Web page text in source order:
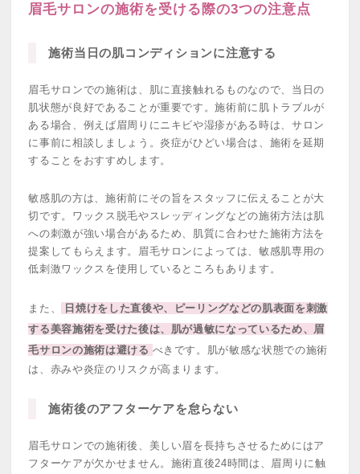
眉毛サロンの施術を受ける際の3つの注意点
施術当日の肌コンディションに注意する
眉毛サロンでの施術は、肌に直接触れるものなので、当日の
肌状態が良好であることが重要です。施術前に肌トラブルが
ある場合、例えば眉周りにニキビや湿疹がある時は、サロン
に事前に相談しましょう。炎症がひどい場合は、施術を延期
することをおすすめします。
敏感肌の方は、施術前にその旨をスタッフに伝えることが大
切です。ワックス脱毛やスレッディングなどの施術方法は肌
への刺激が強い場合があるため、肌質に合わせた施術方法を
提案してもらえます。眉毛サロンによっては、敏感肌専用の
低刺激ワックスを使用しているところもあります。
また、
日焼けをした直後や、ピーリングなどの肌表面を刺激
する美容施術を受けた後は、肌が過敏になっているため、眉
毛サロンの施術は避ける べきです。肌が敏感な状態での施術
は、赤みや炎症のリスクが高まります。
施術後のアフターケアを怠らない
眉毛サロンでの施術後、美しい眉を長持ちさせるためにはア
フターケアが欠かせません。施術直後24時間は、眉周りに触